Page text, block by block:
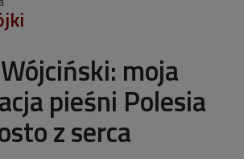
moja
pieśni Polesia
z serca